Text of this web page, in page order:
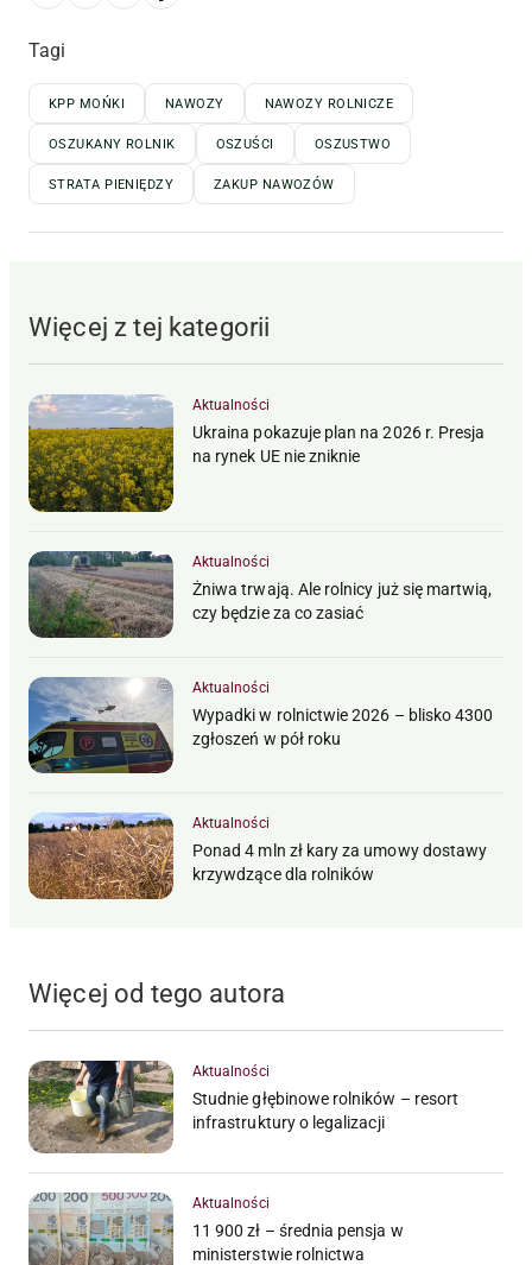
Tagi
KPP MOŃKI NAWOZY NAWOZY ROLNICZE
OSZUKANY ROLNIK OSZUŚCI OSZUSTWO
STRATA PIENIĘDZY ZAKUP NAWOZÓW
Więcej z tej kategorii
Aktualności
Ukraina pokazuje plan na 2026 r. Presja
na rynek UE nie zniknie
Aktualności
Żniwa trwają. Ale rolnicy już się martwią,
czy będzie za co zasiać
Aktualności
Wypadki w rolnictwie 2026 – blisko 4300
zgłoszeń w pół roku
Aktualności
Ponad 4 mln zł kary za umowy dostawy
krzywdzące dla rolników
Więcej od tego autora
Aktualności
Studnie głębinowe rolników – resort
infrastruktury o legalizacji
Aktualności
11 900 zł – średnia pensja w
ministerstwie rolnictwa